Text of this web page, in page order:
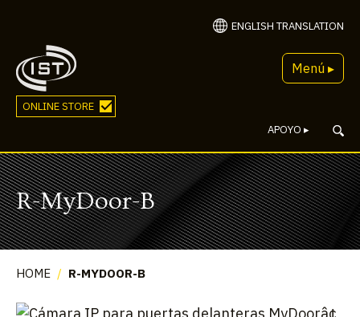
ENGLISH TRANSLATION
Menú ▸
ONLINE STORE
APOYO ▸
R-MyDoor-B
HOME / R-MYDOOR-B